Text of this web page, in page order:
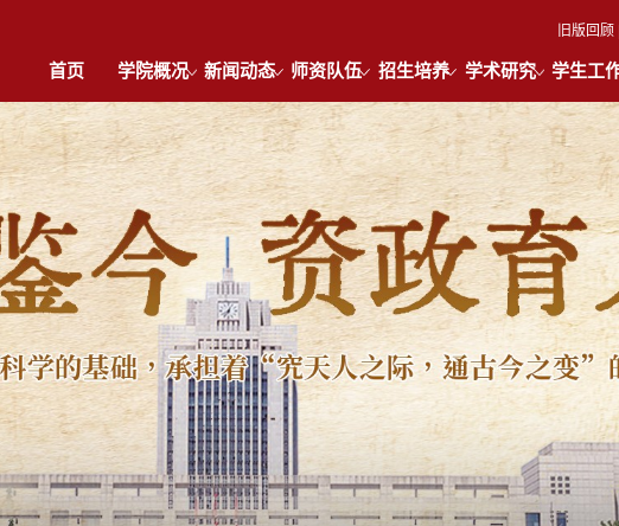
旧版回顾
首页 学院概况 新闻动态 师资队伍 招生培养 学术研究 学生工